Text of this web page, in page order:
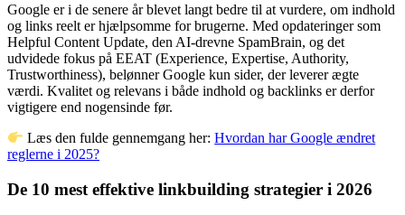
Google er i de senere år blevet langt bedre til at vurdere, om indhold
og links reelt er hjælpsomme for brugerne. Med opdateringer som
Helpful Content Update, den AI-drevne SpamBrain, og det
udvidede fokus på EEAT (Experience, Expertise, Authority,
Trustworthiness), belønner Google kun sider, der leverer ægte
værdi. Kvalitet og relevans i både indhold og backlinks er derfor
vigtigere end nogensinde før.
Læs den fulde gennemgang her:Hvordan har Google ændret
reglerne i 2025?
De 10 mest effektive linkbuilding strategier i 2026